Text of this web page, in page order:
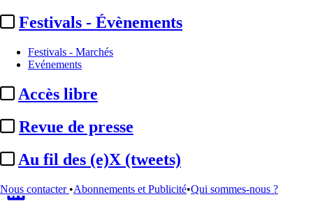
Festivals - Évènements
Festivals - Marchés
Evénements
Accès libre
Revue de presse
Au fil des (e)X (tweets)
Nous contacter •Abonnements et Publicité•Qui sommes-nous ?
AgoraEU :
« garantir un financement
équitable et prévisible » ...
ParLuce Burnod